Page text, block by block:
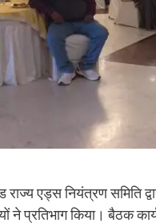
राज्य एड्स नियंत्रण समिति
ने प्रतिभाग किया। बैठक